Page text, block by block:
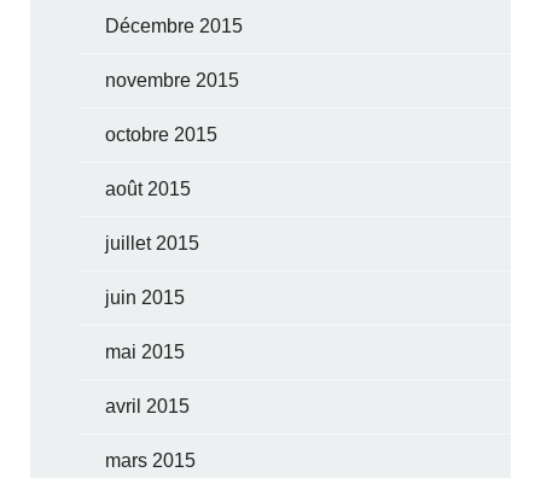
Décembre 2015
novembre 2015
octobre 2015
août 2015
juillet 2015
juin 2015
mai 2015
avril 2015
mars 2015